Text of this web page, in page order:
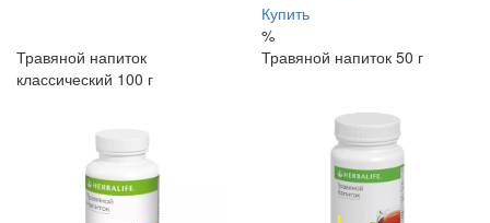
Купить
%
Травяной напиток
классический 100 г
Травяной напиток 50 г